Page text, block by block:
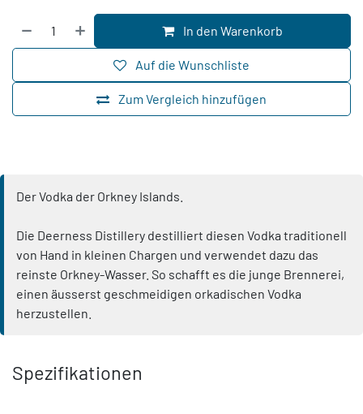
In den Warenkorb
Zum Vergleich hinzufügen
Auf die Wunschliste
Der Vodka der Orkney Islands.
Die Deerness Distillery destilliert diesen Vodka traditionell
von Hand in kleinen Chargen und verwendet dazu das
reinste Orkney-Wasser. So schafft es die junge Brennerei,
einen äusserst geschmeidigen orkadischen Vodka
herzustellen.
Spezifikationen